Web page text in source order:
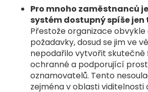
Pro mnoho zaměstnanců
systém dostupný spíše
Přestože organizace
požadavky, dosud se jim ve
nepodařilo vytvořit skutečně
ochranné a podporující
oznamovatelů. Tento
zejména v oblasti viditelnosti